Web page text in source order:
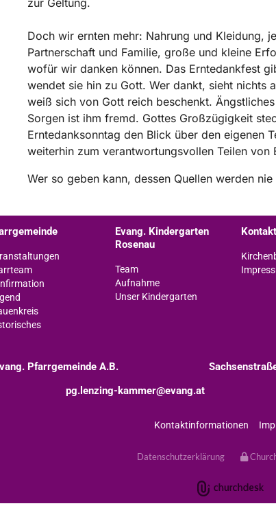
Doch wir ernten mehr: Nahrung und Kleidung,
Partnerschaft und Familie, große und kleine
wofür wir danken können. Das Erntedankfest
wendet sie hin zu Gott. Wer dankt, sieht nichts
weiß sich von Gott reich beschenkt.
Sorgen ist ihm fremd. Gottes Großzügigkeit
Erntedanksonntag den Blick über den eigenen
weiterhin zum verantwortungsvollen Teilen von
Wer so geben kann, dessen Quellen werden
Evang. Kindergarten
Rosenau
Team
Aufnahme
Unser Kindergarten
Kontakt
Pfarrgemeinde A.B.
pg.lenzing-kammer@evang.at
Kontaktinformationen
Datenschutzerklärung